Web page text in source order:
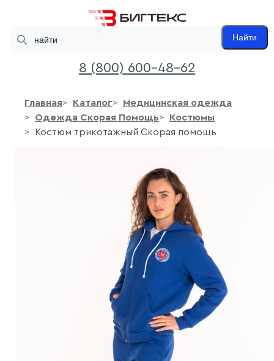
Найти
8 (800) 600-48-62
Главная Каталог
Медицинская одежда
Одежда Скорая Помощь
Костюмы
Костюм трикотажный Скорая помощь